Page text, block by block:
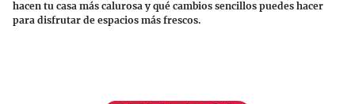
hacen tu casa más calurosa y qué cambios sencillos puedes hacer
para disfrutar de espacios más frescos.